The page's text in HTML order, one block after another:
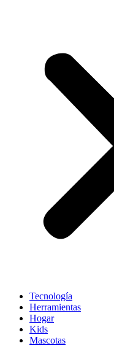
Tecnología
Herramientas
Hogar
Kids
Mascotas